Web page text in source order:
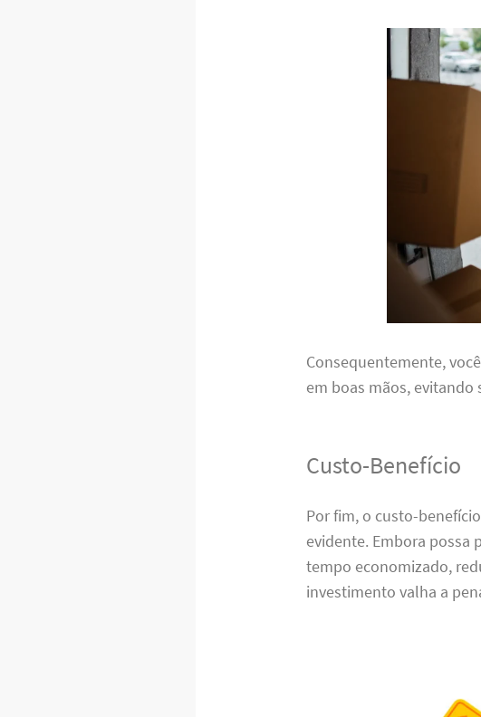
Consequentemente,
em boas mãos, evitando
Custo-Benefício
Por fim, o custo-
evidente. Embora possa
tempo economizado,
investimento valha a